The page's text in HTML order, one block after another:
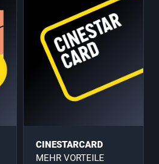
CINESTARCARD
MEHR VORTEILE